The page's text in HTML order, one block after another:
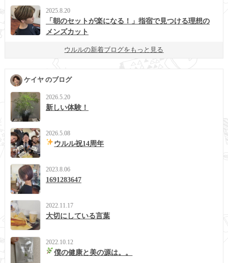
2025.8.20
「朝のセットが楽になる！」指宿で見つける理想の
メンズカット
ウルルの新着ブログをもっと見る
ケイヤ のブログ
2026.5.20
新しい体験！
2026.5.08
ウルル祝14周年
2023.8.06
1691283647
2022.11.17
大切にしている言葉
2022.10.12
僕の健康と美の源は。。